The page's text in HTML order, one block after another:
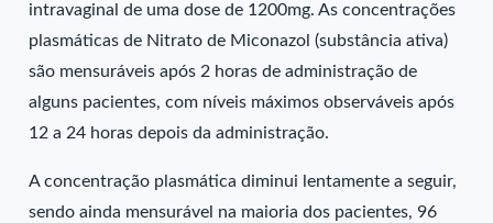
intravaginal de uma dose de 1200mg. As concentrações
plasmáticas de Nitrato de Miconazol (substância ativa)
são mensuráveis após 2 horas de administração de
alguns pacientes, com níveis máximos observáveis após
12 a 24 horas depois da administração.
A concentração plasmática diminui lentamente a seguir,
sendo ainda mensurável na maioria dos pacientes, 96